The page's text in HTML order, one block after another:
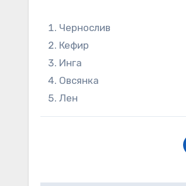
Чернослив
Кефир
Инга
Овсянка
Лен